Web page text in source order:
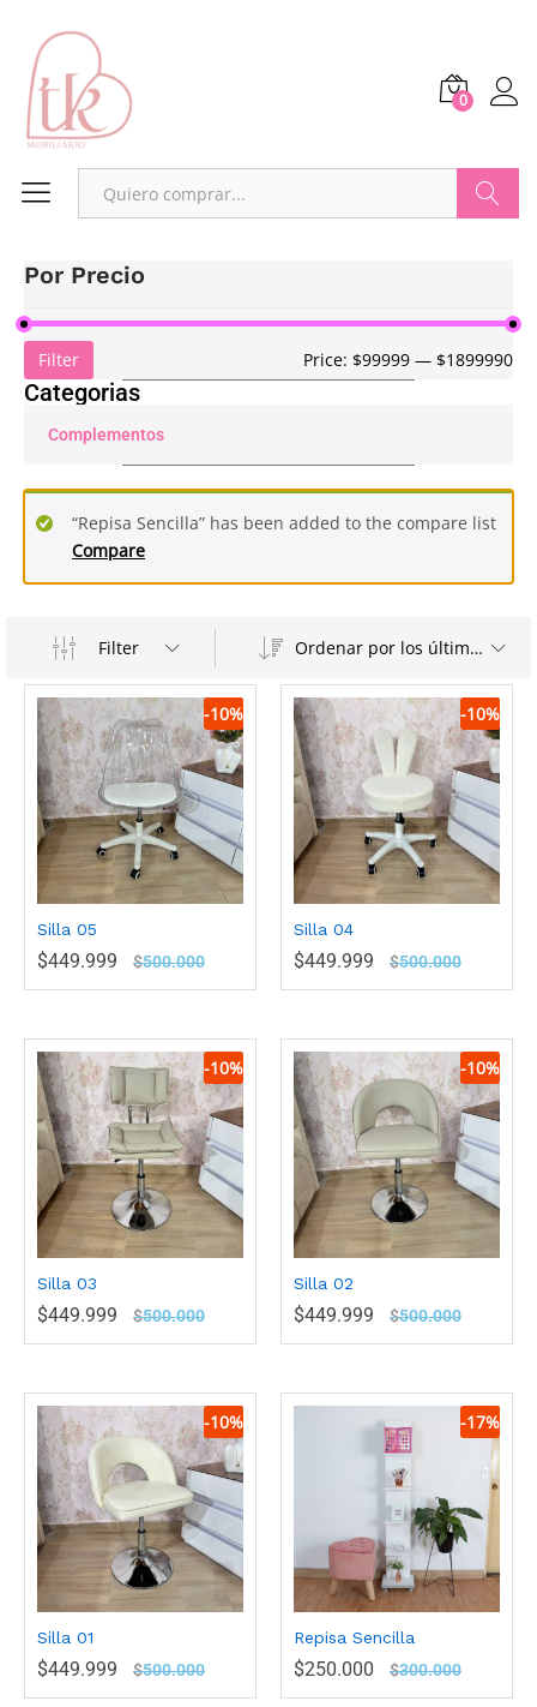
0
Por Precio
Filter Price: $99999 — $1899990
Categorias
Complementos
Compare
“Repisa Sencilla” has been added to the compare list
Filter Ordenar por los últimos
-10%
Silla 05
$449.999 $500.000
-10%
Silla 04
$449.999 $500.000
-10%
Silla 03
$449.999 $500.000
-10%
Silla 02
$449.999 $500.000
-10%
Silla 01
$449.999 $500.000
-17%
Repisa Sencilla
$250.000 $300.000